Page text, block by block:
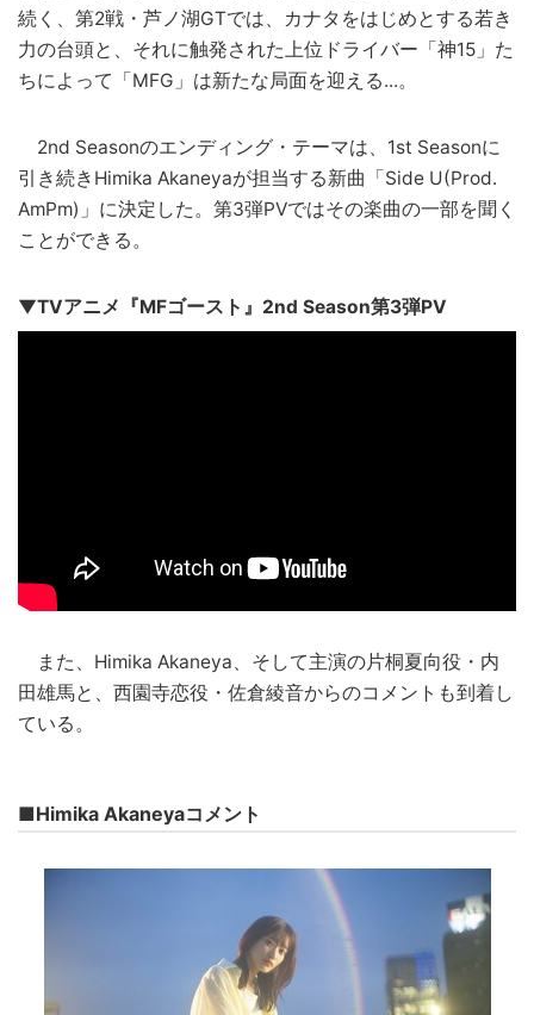
続く、第2戦・芦ノ湖GTでは、カナタをはじめとする若き
力の台頭と、それに触発された上位ドライバー「神15」た
ちによって「MFG」は新たな局面を迎える...。
2nd Seasonのエンディング・テーマは、1st Seasonに
引き続きHimika Akaneyaが担当する新曲「Side U(Prod.
AmPm)」に決定した。第3弾PVではその楽曲の一部を聞く
ことができる。
▼TVアニメ『MFゴースト』2nd Season第3弾PV
また、Himika Akaneya、そして主演の片桐夏向役・内
田雄馬と、西園寺恋役・佐倉綾音からのコメントも到着し
ている。
■Himika Akaneyaコメント